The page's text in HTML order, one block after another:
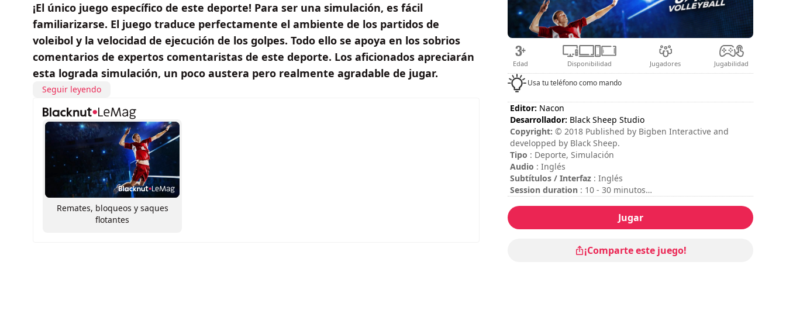
¡El único juego específico de este deporte! Para ser una simulación, es fácil
familiarizarse. El juego traduce perfectamente el ambiente de los partidos de
voleibol y la velocidad de ejecución de los golpes. Todo ello se apoya en los sobrios
comentarios de expertos comentaristas de este deporte. Los aficionados apreciarán
esta lograda simulación, un poco austera pero realmente agradable de jugar.
Seguir leyendo
Remates, bloqueos y saques
flotantes
Edad Disponibilidad Jugadores Jugabilidad
Usa tu teléfono como mando
Editor: Nacon
Desarrollador: Black Sheep Studio
Copyright: © 2018 Published by Bigben Interactive and
developped by Black Sheep.
Tipo : Deporte, Simulación
Audio : Inglés
Subtítulos / Interfaz : Inglés
Session duration : 10 - 30 minutos
Modo multijugador
: Local, Competition, 2 Players
El modo multijugador online no está disponible en este
Jugar
¡Comparte este juego!